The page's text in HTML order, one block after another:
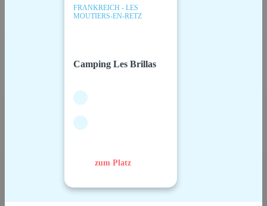
FRANKREICH - LES
MOUTIERS-EN-RETZ
Camping Les Brillas
zum Platz